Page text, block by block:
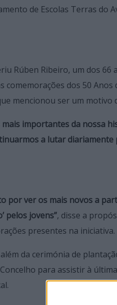
de Escolas Terras do
Rúben Ribeiro, um dos 66
comemorações dos 50
mencionou ser um motivo
mais importantes da nossa
a lutar diariamente
por ver os mais novos a
pelos jovens”, disse a
presentes na iniciativa.
da cerimónia de
para assistir à